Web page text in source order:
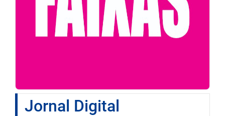
Jornal Digital